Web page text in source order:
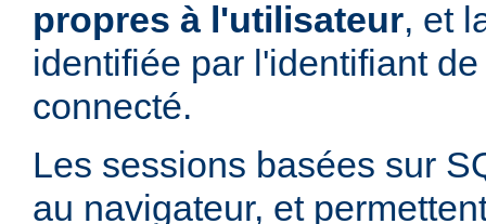
propres à l'utilisateur, et
identifiée par l'identifiant
connecté.
Les sessions basées sur
au navigateur, et